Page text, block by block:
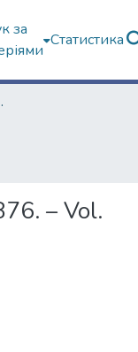
за
Статистика
– Vol.